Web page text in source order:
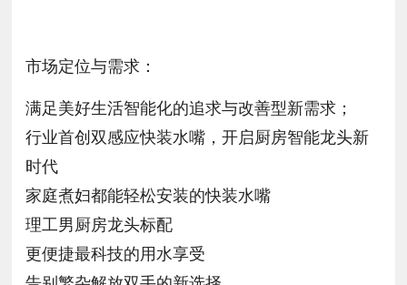
市场定位与需求：
满足美好生活智能化的追求与改善型新需求；
行业首创双感应快装水嘴，开启厨房智能龙头新
时代
家庭煮妇都能轻松安装的快装水嘴
理工男厨房龙头标配
更便捷最科技的用水享受